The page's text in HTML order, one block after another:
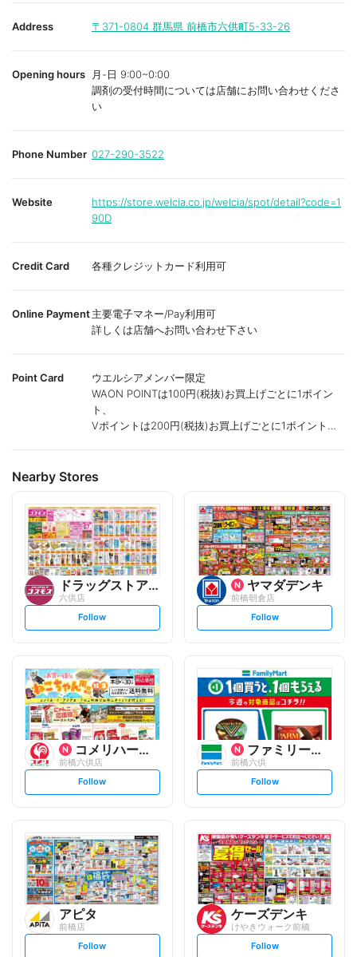
Address 〒371-0804 群馬県 前橋市六供町5-33-26
Opening hours
月-日 9:00~0:00
調剤の受付時間については店舗にお問い合わせくださ
い
Phone Number 027-290-3522
Website
https://store.welcia.co.jp/welcia/spot/detail?code=1
90D
Credit Card 各種クレジットカード利用可
Online Payment主要電子マネー/Pay利用可
詳しくは店舗へお問い合わせ下さい
Point Card
ウエルシアメンバー限定
WAON POINTは100円(税抜)お買上げごとに1ポイン
ト、
Vポイントは200円(税抜)お買上げごとに1ポイント進
Nearby Stores
ドラッグストアコスモス
六供店
s
t
l
o
w
Follow
ヤマダデンキ
前橋朝倉店
s
t
l
o
w
Follow
コメリハード&グリーン
前橋六供店
s
t
o
w
Follow
ファミリーマート
前橋六供
s
t
l
o
w
Follow
アピタ
前橋店
s
Follow
ケーズデンキ
けやきウォーク前橋
s
Follow